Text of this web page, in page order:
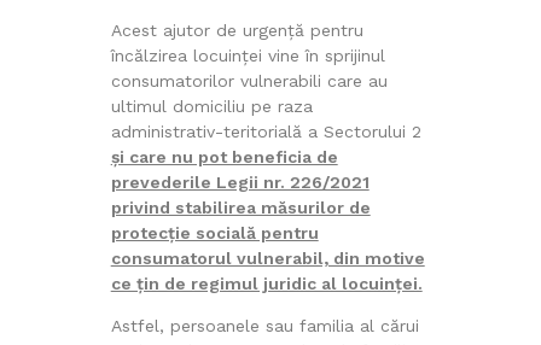
Acest ajutor de urgență pentru
încălzirea locuinței vine în sprijinul
consumatorilor vulnerabili care au
ultimul domiciliu pe raza
administrativ-teritorială a Sectorului 2
și care nu pot beneficia de
prevederile Legii nr. 226/2021
privind stabilirea măsurilor de
protecție socială pentru
consumatorul vulnerabil, din motive
ce țin de regimul juridic al locuinței.
Astfel, persoanele sau familia al cărui